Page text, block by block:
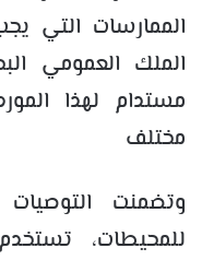
الممارسات التي
الملك العمومي
مستدام لهذا
مختلف
وتضمنت
للمحيطات،